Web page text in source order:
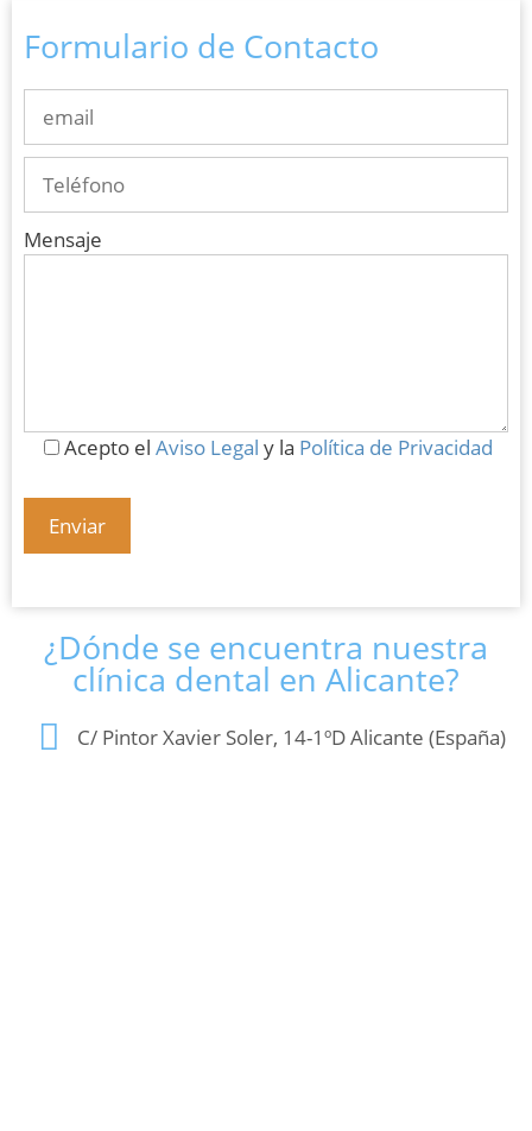
Formulario de Contacto
Mensaje
Acepto el Aviso Legal y la Política de Privacidad
¿Dónde se encuentra nuestra
clínica dental en Alicante?
C/ Pintor Xavier Soler, 14-1ºD Alicante (España)